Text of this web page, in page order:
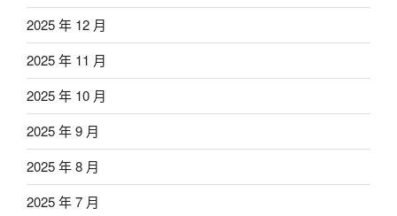
2025 年 12 月
2025 年 11 月
2025 年 10 月
2025 年 9 月
2025 年 8 月
2025 年 7 月